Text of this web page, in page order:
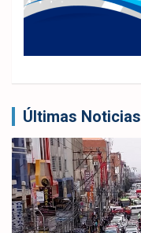
Últimas Noticias